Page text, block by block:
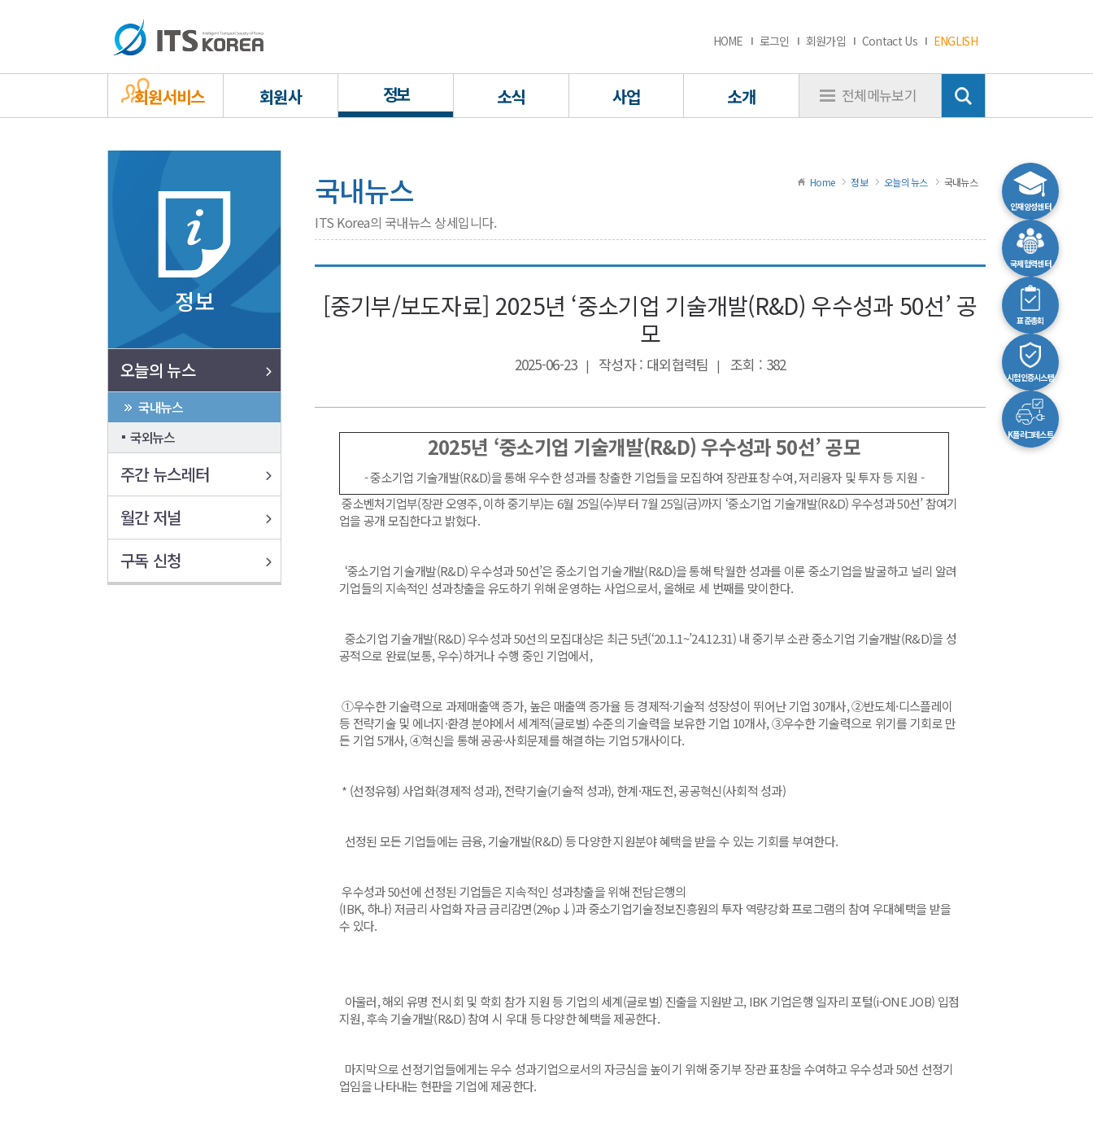
HOME 로그인 회원가입 Contact Us ENGLISH
회원서비스 회원사 정보 소식 사업 소개 전체메뉴보기
정보
오늘의 뉴스
국내뉴스
국외뉴스
주간 뉴스레터
월간 저널
구독 신청
Home 정보 오늘의 뉴스 국내뉴스
국내뉴스
ITS Korea의 국내뉴스 상세입니다.
[중기부/보도자료] 2025년 ‘중소기업 기술개발(R&D) 우수성과 50선’ 공
모
2025-06-23 | 작성자 : 대외협력팀 | 조회 : 382
2025년 ‘중소기업 기술개발(R&D) 우수성과 50선’ 공모
- 중소기업 기술개발(R&D)을 통해 우수한 성과를 창출한 기업들을 모집하여 장관표창 수여, 저리융자 및 투자 등 지원 -
중소벤처기업부(장관 오영주, 이하 중기부)는 6월 25일(수)부터 7월 25일(금)까지 ‘중소기업 기술개발(R&D) 우수성과 50선’ 참여기
업을 공개 모집한다고 밝혔다.
‘중소기업 기술개발(R&D) 우수성과 50선’은 중소기업 기술개발(R&D)을 통해 탁월한 성과를 이룬 중소기업을 발굴하고 널리 알려
기업들의 지속적인 성과창출을 유도하기 위해 운영하는 사업으로서, 올해로 세 번째를 맞이한다.
중소기업 기술개발(R&D) 우수성과 50선의 모집대상은 최근 5년(‘20.1.1~’24.12.31) 내 중기부 소관 중소기업 기술개발(R&D)을 성
공적으로 완료(보통, 우수)하거나 수행 중인 기업에서,
①우수한 기술력으로 과제매출액 증가, 높은 매출액 증가율 등 경제적·기술적 성장성이 뛰어난 기업 30개사, ②반도체·디스플레이
등 전략기술 및 에너지·환경 분야에서 세계적(글로벌) 수준의 기술력을 보유한 기업 10개사, ③우수한 기술력으로 위기를 기회로 만
든 기업 5개사, ④혁신을 통해 공공·사회문제를 해결하는 기업 5개사이다.
* (선정유형) 사업화(경제적 성과), 전략기술(기술적 성과), 한계·재도전, 공공혁신(사회적 성과)
선정된 모든 기업들에는 금융, 기술개발(R&D) 등 다양한 지원분야 혜택을 받을 수 있는 기회를 부여한다.
우수성과 50선에 선정된 기업들은 지속적인 성과창출을 위해 전담은행의
(IBK, 하나) 저금리 사업화 자금 금리감면(2%p↓)과 중소기업기술정보진흥원의 투자 역량강화 프로그램의 참여 우대혜택을 받을
수 있다.
아울러, 해외 유명 전시회 및 학회 참가 지원 등 기업의 세계(글로벌) 진출을 지원받고, IBK 기업은행 일자리 포털(i-ONE JOB) 입점
지원, 후속 기술개발(R&D) 참여 시 우대 등 다양한 혜택을 제공한다.
마지막으로 선정기업들에게는 우수 성과기업으로서의 자긍심을 높이기 위해 중기부 장관 표창을 수여하고 우수성과 50선 선정기
업임을 나타내는 현판을 기업에 제공한다.
인재양성센터
국제협력센터
표준총회
시험인증시스템
K플러그테스트